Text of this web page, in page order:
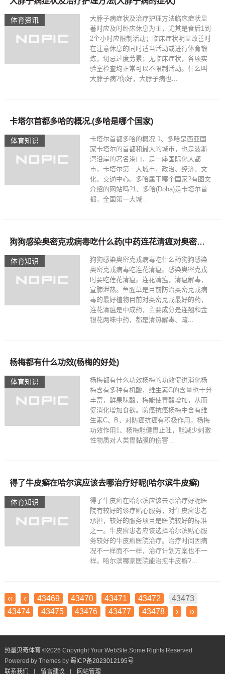
体育资讯
大脖子病症状及治疗护理方法临床症状显
著时应及时卧床休息为主，尤其是食后1到
2个小时应限制活动；临床症状明显改善时
在注意休息的同时适当活动或进行体育锻
炼，切忌过度劳累；无临床症状，各项实
验室检查均正常可以不限制活动。什么叫
大脖子病?你好，大脖子病也...
体育知识
卡塔尔首都多哈的概况.(多哈是哪个国家)
卡塔尔首都多哈的概况.1、多哈是西亚国
家卡塔尔的首都和最大的城市，也是波斯
湾沿岸的著名港口，是一座国际化大都
市，卡塔尔第一大城市，政治、经济、文
化、交通中心。多哈属于哪个国家?有图文
介绍的网站吗?1、多哈(Doha)是卡塔尔首
都，全国第一大城...
体育知识
狗狗感染奥密克戎病毒吃什么药(中药连花清瘟对奥密克戎有效)
狗狗感染奥密克戎病毒吃什么药狗狗感染
奥密克戎病毒吃连花清瘟。感染奥密克戎
时要吃莲花清瘟。连花清瘟，清瘟解毒，
宣肺泄热。鱼腥草是目前防治奥密克戎病
毒的最好植物目前对奥密克戎最好的药，
连花清瘟是中成药，主要成分是连翘和金
银花两味中药，都是清热解毒、疏...
体育知识
杨梅都有什么功效(杨梅的好处)
杨梅都有什么功效杨梅的功效促进消化杨
梅含有多种有机酸，维生素C的含量也十分
丰富，鲜果味酸，梅能使胃酸增加，从而
促消化增加食欲。防癌抗癌杨梅中含有维
生素C、B，对防癌抗癌有积极作用。杨梅
功效作用1、杨梅能健胃止吐，能减少刺激
性物质对人类胃黏膜的伤害...
体育知识
得了牛皮癣在哈尔滨应该去哪治疗好呢(哈尔滨牛皮癣)
得了牛皮癣在哈尔滨应该去哪治疗好呢医
院有较好的诊疗贴心服务，对牛皮癣患者
承担，较好的服务项目是医院较好的标准
之一。牛皮癣患者应该选择哈尔滨贴心服
务较好的牛皮癣医院治疗。治疗时间因病
况不一样而不一样，治疗计划方案也不一
样。哈尔滨哪家医院能治愈牛皮癣?...
‹‹ ‹ 43469 43470 43471 43472
43473
43474
43475 43476 43477 43478 › ››
热量贝奇体育 ©2026 Copyright Your WebSite.Some Rights Reserved.
Powered by Themes by 蜀ICP备2023012195号
联系我们
留言建议 网站管理